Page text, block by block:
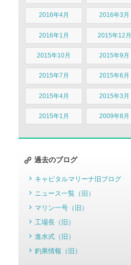
2016年4月 2016年3月
2016年1月 2015年12月
2015年10月 2015年9月
2015年7月 2015年6月
2015年4月 2015年3月
2015年1月 2009年8月
過去のブログ
キャピタルマリーナ旧ブログ
ニュース一覧（旧）
マリン一号（旧）
工場長（旧）
進水式（旧）
釣果情報（旧）